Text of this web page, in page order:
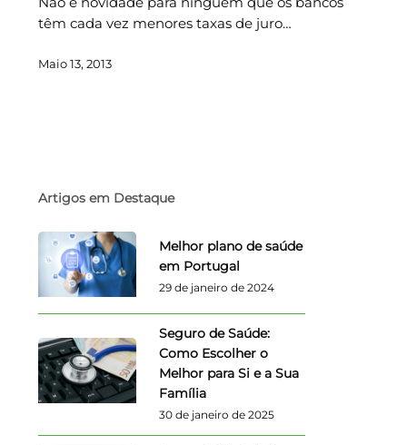
têm cada vez menores taxas de juro…
Maio 13, 2013
Artigos em Destaque
Melhor plano de saúde
em Portugal
29 de janeiro de 2024
Seguro de Saúde:
Como Escolher o
Melhor para Si e a Sua
Família
30 de janeiro de 2025